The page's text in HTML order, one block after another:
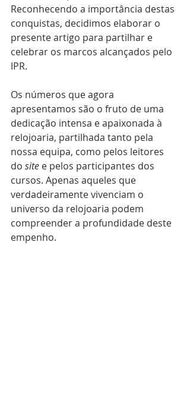
Reconhecendo a importância destas
conquistas, decidimos elaborar o
presente artigo para partilhar e
celebrar os marcos alcançados pelo
IPR.
Os números que agora
apresentamos são o fruto de uma
dedicação intensa e apaixonada à
relojoaria, partilhada tanto pela
nossa equipa, como pelos leitores
do site e pelos participantes dos
cursos. Apenas aqueles que
verdadeiramente vivenciam o
universo da relojoaria podem
compreender a profundidade deste
empenho.